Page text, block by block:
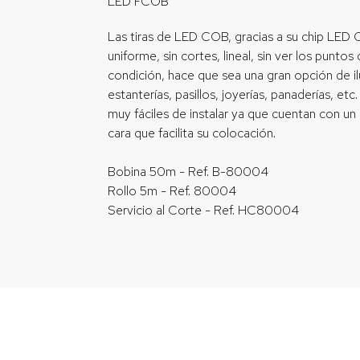
Las tiras de LED COB, gracias a su chip LED
uniforme, sin cortes, lineal, sin ver los puntos
condición, hace que sea una gran opción de
estanterías, pasillos, joyerías, panaderías,
muy fáciles de instalar ya que cuentan con
cara que facilita su colocación.
Bobina 50m - Ref. B-80004
Rollo 5m - Ref. 80004
Servicio al Corte - Ref. HC80004